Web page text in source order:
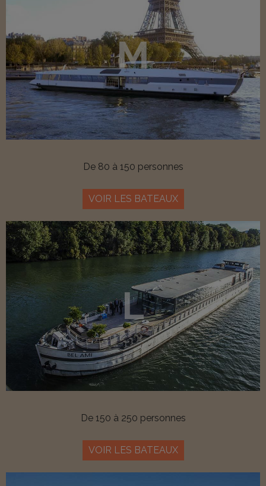
M
De 80 à 150 personnes
VOIR LES BATEAUX
L
De 150 à 250 personnes
VOIR LES BATEAUX